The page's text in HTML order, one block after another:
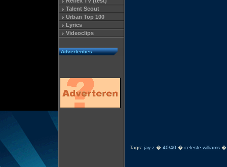
Talent Scout
Urban Top 100
Lyrics
Videoclips
Advertenties
Tags: jay-z � 40/40 � celeste williams �